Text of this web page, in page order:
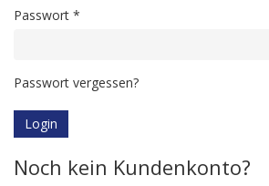
Passwort *
Passwort vergessen?
Login
Noch kein Kundenkonto?